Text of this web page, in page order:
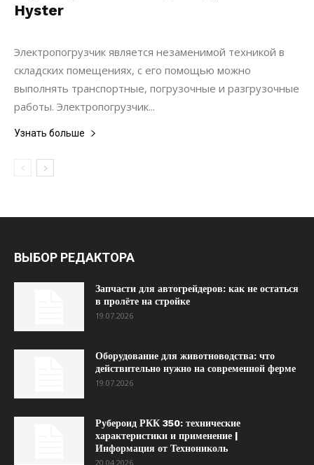
Hyster
09.04.2020
Электропогрузчик является незаменимой техникой в
складских помещениях, с его помощью можно
выполнять транспортные, погрузочные и разгрузочные
работы. Электропогрузчик...
Узнать больше
ВЫБОР РЕДАКТОРА
Запчасти для автогрейдеров: как не остаться
в пролёте на стройке
19.07.2026
Оборудование для животноводства: что
действительно нужно на современной ферме
19.07.2026
Рубероид РКК 350: технические
характеристики и применение |
Информация от Технониколь
20.04.2026